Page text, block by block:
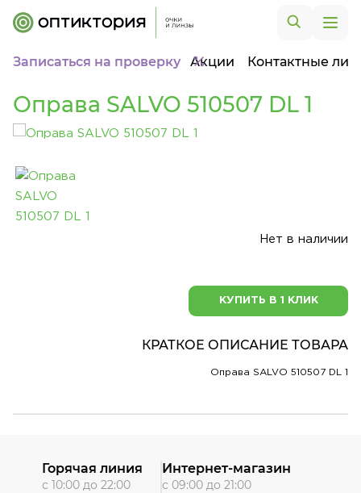
Записаться на проверку Акции Контактные
Оправа SALVO 510507 DL 1
Нет в наличии
КУПИТЬ В 1 КЛИК
КРАТКОЕ ОПИСАНИЕ ТОВАРА
Оправа SALVO 510507 DL 1
Горячая линия
с 10:00 до 22:00
Интернет-магазин
с 09:00 до 21:00